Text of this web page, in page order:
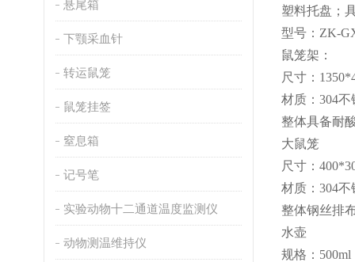
悬尾箱
下颚采血针
转运鼠笼
鼠笼挂签
窒息箱
记号笔
实验动物十二通道温度监测仪
动物测温维持仪
塑料托盘；
型号： ZK-
鼠笼架：
尺寸：
材质： 304不
整体具备耐
大鼠笼
尺寸：
材质： 304不
整体钢丝排
水壶
规格： 500ml